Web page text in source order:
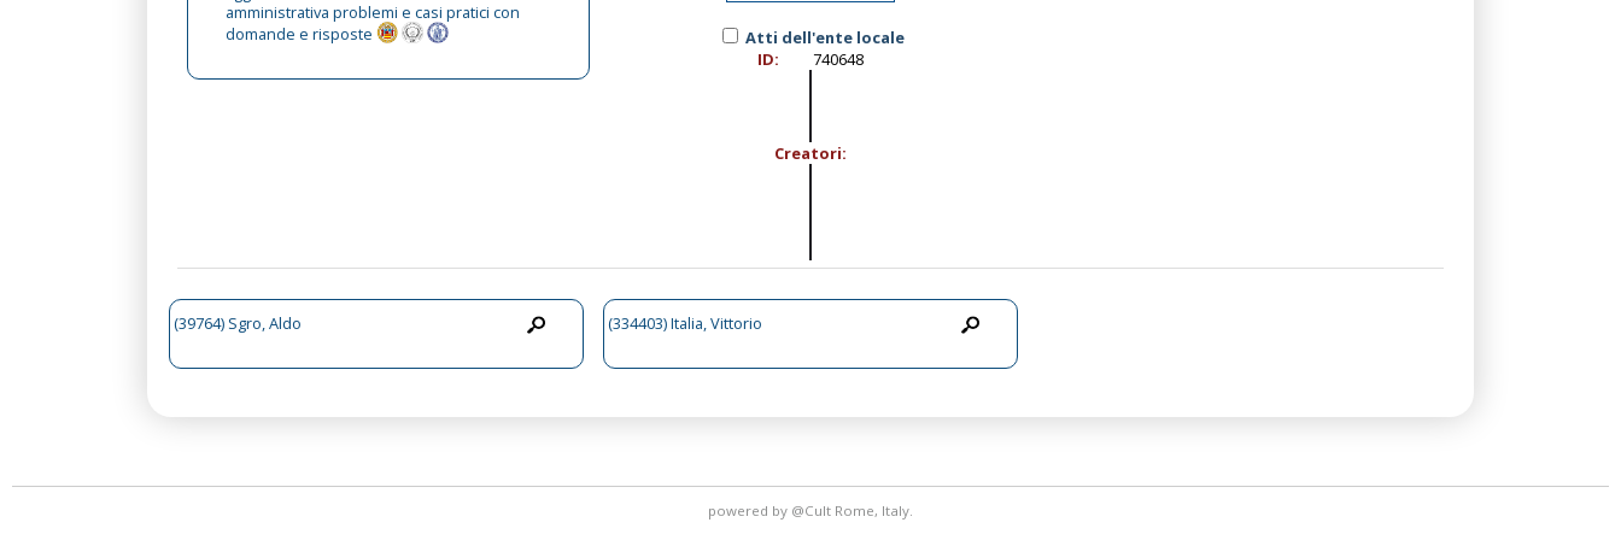
amministrativa problemi e casi pratici con
domande e risposte
Atti dell'ente locale
ID:
740648
Creatori:
(39764) Sgro, Aldo (334403) Italia, Vittorio
powered by @Cult Rome, Italy.